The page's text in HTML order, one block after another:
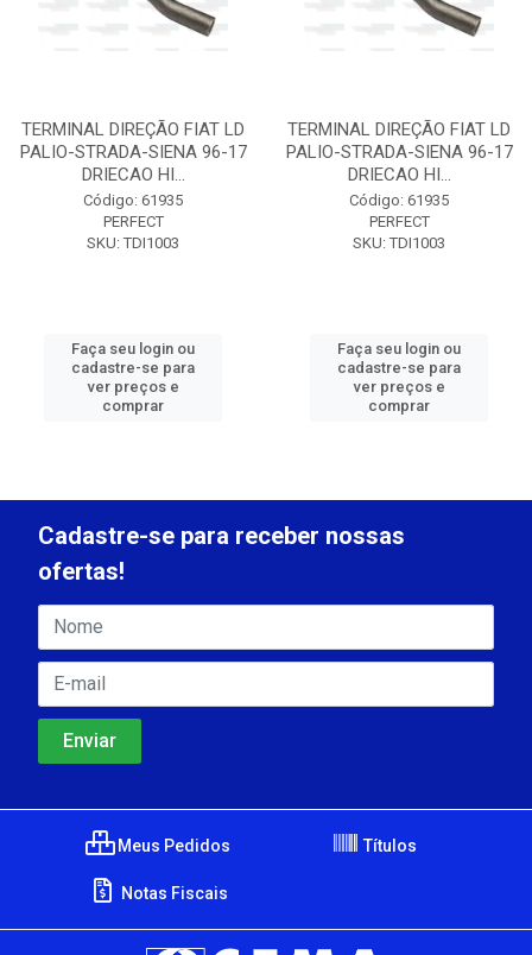
TERMINAL DIREÇÃO FIAT LD
PALIO-STRADA-SIENA 96-17
DRIECAO HI...
Código: 61935
PERFECT
SKU: TDI1003
Faça seu login ou
cadastre-se para
ver preços e
comprar
TERMINAL DIREÇÃO FIAT LD
PALIO-STRADA-SIENA 96-17
DRIECAO HI...
Código: 61935
PERFECT
SKU: TDI1003
Faça seu login ou
cadastre-se para
ver preços e
comprar
Cadastre-se para receber nossas
ofertas!
Meus Pedidos Títulos
Notas Fiscais